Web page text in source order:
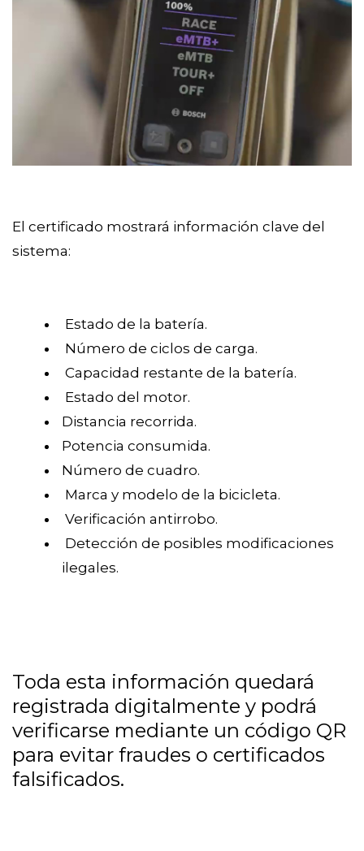
El certificado mostrará información clave del
sistema:
Estado de la batería.
Número de ciclos de carga.
Capacidad restante de la batería.
Estado del motor.
Distancia recorrida.
Potencia consumida.
Número de cuadro.
Marca y modelo de la bicicleta.
Verificación antirrobo.
Detección de posibles modificaciones
ilegales.
Toda esta información quedará
registrada digitalmente y podrá
verificarse mediante un código QR
para evitar fraudes o certificados
falsificados.